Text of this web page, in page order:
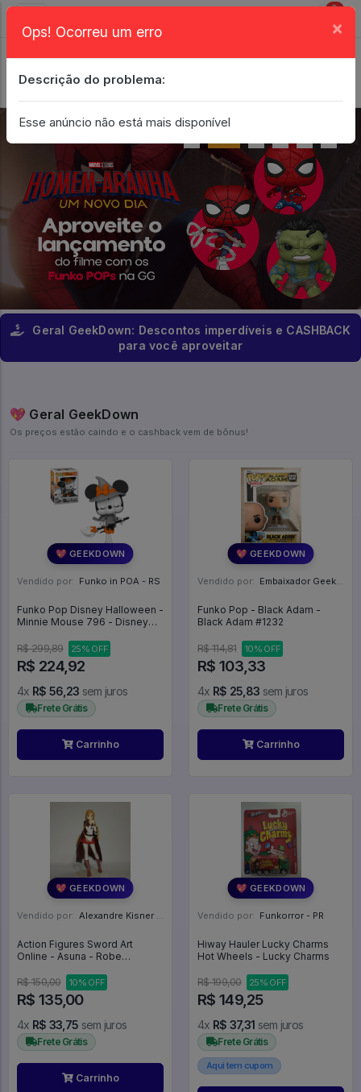
0
Geral GeekDown: Descontos imperdíveis e CASHBACK
para você aproveitar
💖 Geral GeekDown
Os preços estão caindo e o cashback vem de bônus!
💖 GEEKDOWN
Vendido por: Funko in POA - RS
Funko Pop Disney Halloween -
Minnie Mouse 796 - Disney
R$ 299,89
25% OFF
R$ 224,92
4x R$ 56,23 sem juros
Frete Grátis
Carrinho
💖 GEEKDOWN
Vendido por: Embaixador Geek - SP
Funko Pop - Black Adam -
Black Adam #1232
R$ 114,81 10% OFF
R$ 103,33
4x R$ 25,83 sem juros
Frete Grátis
Carrinho
💖 GEEKDOWN
Vendido por: Alexandre Kisner - PR
Action Figures Sword Art
Online - Asuna - Robe
Online
R$ 150,00 10% OFF
R$ 135,00
4x R$ 33,75 sem juros
Frete Grátis
Carrinho
💖 GEEKDOWN
Vendido por: Funkorror - PR
Hiway Hauler Lucky Charms
Hot Wheels - Lucky Charms
R$ 199,00 25% OFF
R$ 149,25
4x R$ 37,31 sem juros
Frete Grátis
Aqui tem cupom
Ops! Ocorreu um erro ×
Descrição do problema:
Esse anúncio não está mais disponível